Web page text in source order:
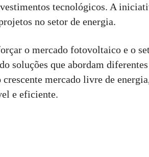
tecnológicos. A
no setor de energia.
o mercado fotovoltaico e o
soluções que abordam
mercado livre de
e eficiente.